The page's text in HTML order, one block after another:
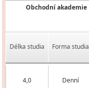
Obchodní akademie
Délka studia Forma studia
4,0 Denní